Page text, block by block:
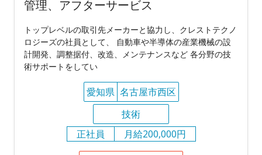
管理、アフターサービス
トップレベルの取引先メーカーと協力し、クレストテクノ
ロジーズの社員として、 自動車や半導体の産業機械の設
計開発、調整据付、改造、メンテナンスなど 各分野の技
術サポートをしてい
愛知県 名古屋市西区
技術
正社員
月給200,000円